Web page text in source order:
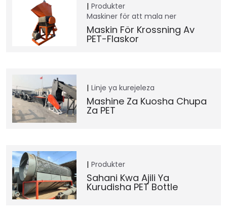
Produkter
Maskiner för att mala ner
Maskin För Krossning Av
PET-Flaskor
Linje ya kurejeleza
Mashine Za Kuosha Chupa
Za PET
Produkter
Sahani Kwa Ajili Ya
Kurudisha PET Bottle